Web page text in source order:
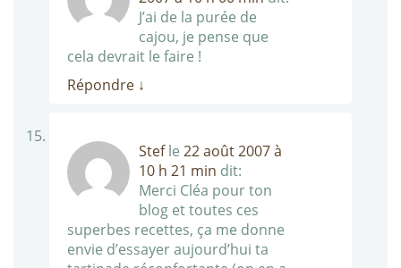
J’ai de la purée de
cajou, je pense que
cela devrait le faire !
Répondre ↓
Stefle 22 août 2007 à
10 h 21 min dit:
Merci Cléa pour ton
blog et toutes ces
superbes recettes, ça me donne
envie d’essayer aujourd’hui ta